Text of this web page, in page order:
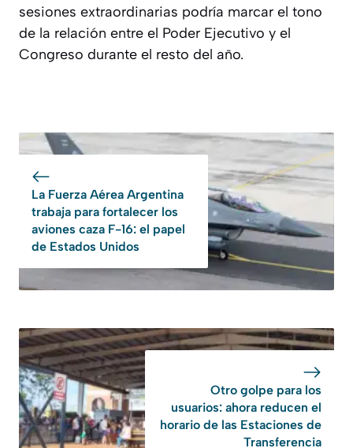
sesiones extraordinarias podría marcar el tono
de la relación entre el Poder Ejecutivo y el
Congreso durante el resto del año.
La Fuerza Aérea Argentina
trabaja para fortalecer los
aviones caza F-16: el papel
de Estados Unidos
Otro golpe para los
usuarios: ahora reducen el
horario de las Estaciones de
Transferencia